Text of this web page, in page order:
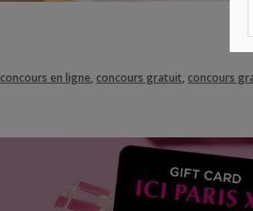
concours en ligne, concours gratuit, concours